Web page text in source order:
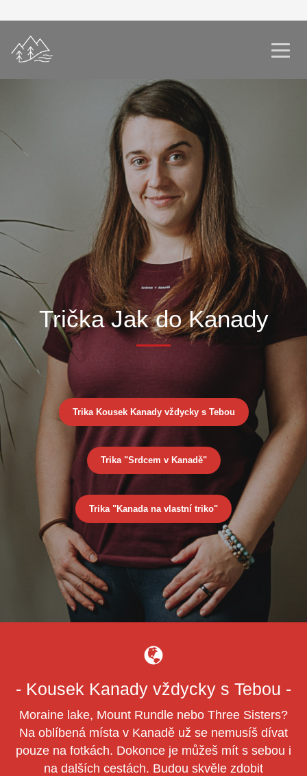
Trička Jak do Kanady
Trika Kousek Kanady vždycky s Tebou
Trika "Srdcem v Kanadě"
Trika "Kanada na vlastní triko"
- Kousek Kanady vždycky s Tebou -
Moraine lake, Mount Rundle nebo Three Sisters?
Na oblíbená místa v Kanadě už se nemusíš dívat
pouze na fotkách. Dokonce je můžeš mít s sebou i
na dalších cestách. Budou skvěle zdobit